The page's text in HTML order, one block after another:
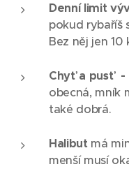
Denní limit
pokud rybaříš
Bez něj jen 10
Chyť a pusť -
obecná, mník
také dobrá.
Halibut má
menší musí